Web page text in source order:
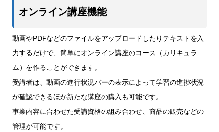
オンライン講座機能
動画やPDFなどのファイルをアップロードしたりテキストを入
力するだけで、簡単にオンライン講座のコース（カリキュラ
ム）を作ることができます。
受講者は、動画の進行状況バーの表示によって学習の進捗状況
が確認できるほか新たな講座の購入も可能です。
事業内容に合わせた受講資格の組み合わせ、商品の販売などの
管理が可能です。